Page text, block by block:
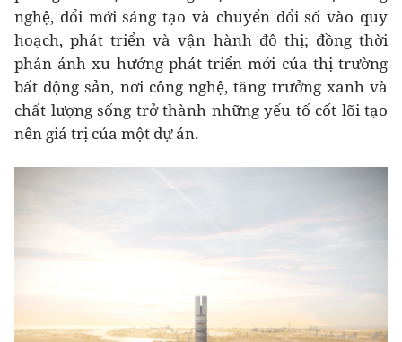
nghệ, đổi mới sáng tạo và chuyển đổi số vào quy
hoạch, phát triển và vận hành đô thị; đồng thời
phản ánh xu hướng phát triển mới của thị trường
bất động sản, nơi công nghệ, tăng trưởng xanh và
chất lượng sống trở thành những yếu tố cốt lõi tạo
nên giá trị của một dự án.